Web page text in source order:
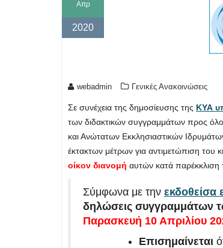
Απρ
2020
webadmin Γενικές Ανακοινώσεις
Σε συνέχεια της δημοσίευσης της ΚΥΑ
των διδακτικών συγγραμμάτων προς
και Ανώτατων Εκκλησιαστικών
έκτακτων μέτρων για αντιμετώπιση
οίκον διανομή αυτών κατά
Σύμφωνα με την εκδοθείσα
δηλώσεις συγγραμμάτων
Παρασκευή 10 Απριλίου
Επισημαίνεται